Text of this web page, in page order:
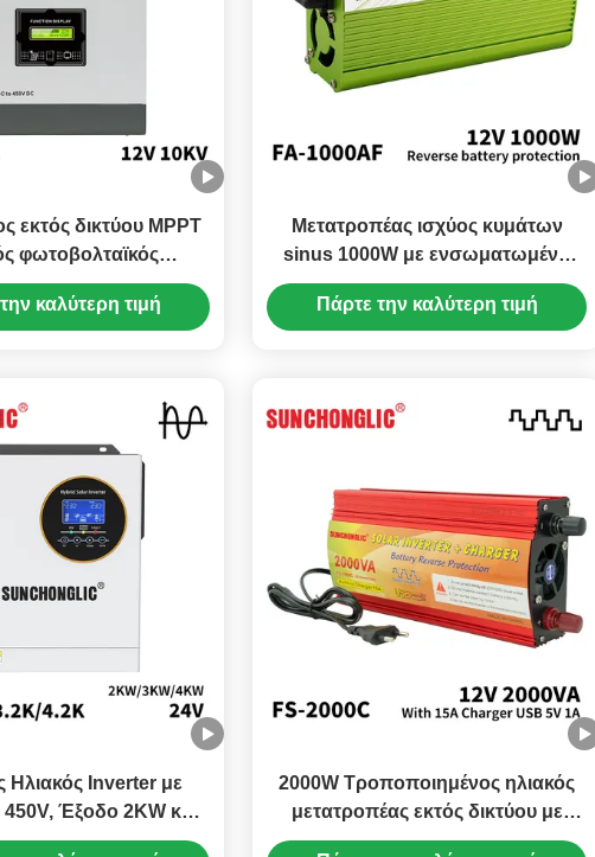
εκτός δικτύου MPPT
φωτοβολταϊκός
χωρίς μπαταρία
καλύτερη τιμή
Μετατροπέας ισχύος κυμάτων
sinus 1000W με ενσωματωμένη
φόρτιση USB και πολυπροστασία
για χρήση εκτός δικτύου
Πάρτε την καλύτερη τιμή
Ηλιακός Inverter με
450V, Έξοδο 2KW και
σε Πραγματικό
2000W Τροποποιημένος ηλιακός
μετατροπέας εκτός δικτύου με
φορτιστή 12V έως 220V